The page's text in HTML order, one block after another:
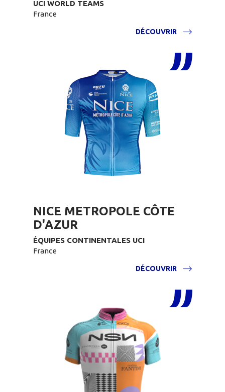
UCI WORLD TEAMS
France
DÉCOUVRIR
NICE METROPOLE CÔTE
D'AZUR
ÉQUIPES CONTINENTALES UCI
France
DÉCOUVRIR